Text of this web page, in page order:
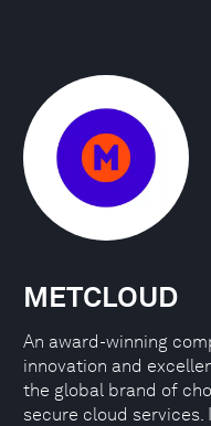
METCLOUD
An award-winning
innovation and
the global brand of
secure cloud